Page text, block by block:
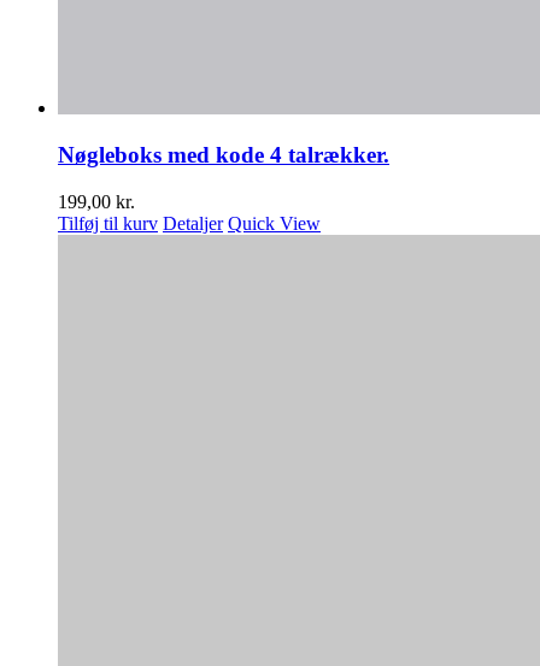
Nøgleboks med kode 4 talrækker.
199,00 kr.
Tilføj til kurv Detaljer Quick View